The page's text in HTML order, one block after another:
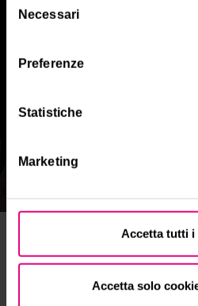
tecnici.
dettaglio i singoli cookie e le
cookie tramite il presente sito.
delNecessari
Preferenze
Statistiche
Marketing
Accetta tutti i
Accetta solo
Entra in contatto diretto